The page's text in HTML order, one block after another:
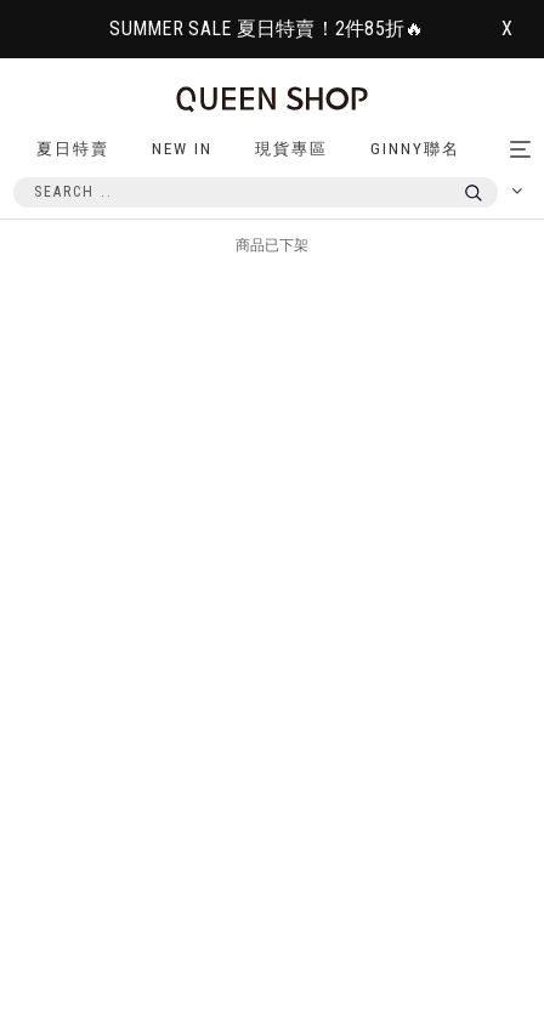
SUMMER SALE 夏日特賣！2件85折🔥 X
夏日特賣 NEW IN 現貨專區 GINNY聯名
商品已下架